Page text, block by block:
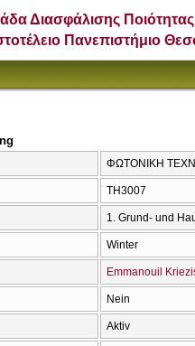
Διασφάλισης Ποιότητας
Πανεπιστήμιο
ΦΩΤΟΝΙΚΗ
ΤΗ3007
1. Grund- und
Winter
Emmanouil
Nein
Aktiv